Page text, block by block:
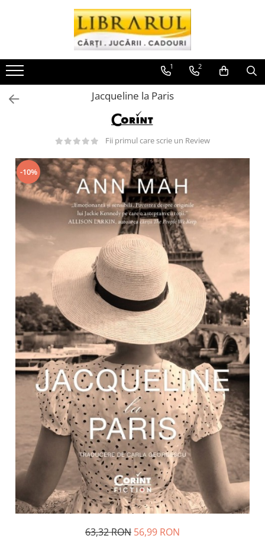
Toate Produsele
CARTI
Arta, arhitectura si fotografie
Arhitectura
Pictura si desen
Biografii si memorii
Biografii
Memorii si jurnale
Teorie si critica literara
Business, economie, finante
Economie
Finante si investitii
Management si leadership
Resurse umane
Vanzari si marketing
Carte scolara
Atlase, dictionare si enciclopedii
Carte prescolara
Carte scolara
Dictionare de limba romana
Ghiduri de conversatie
Invatamant gimnazial
Invatamant primar
Invatarea limbilor straine
Liceu
Povesti si povestiri
Carti in limba engleza
1 2
Jacqueline la Paris
Fii primul care scrie un Review
-10%
63,32 RON 56,99 RON